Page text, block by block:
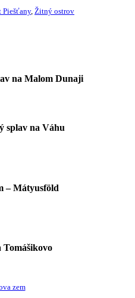
Piešťany, Žitný ostrov
na Malom Dunaji
splav na Váhu
– Mátyusföld
zem